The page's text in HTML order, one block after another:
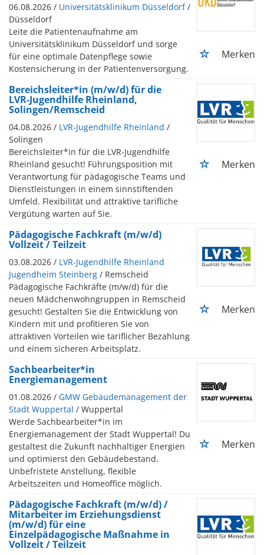
06.08.2026 / Universitätsklinikum Düsseldorf /
Düsseldorf
Leite die Patientenaufnahme am
Universitätsklinikum Düsseldorf und sorge
für eine optimale Datenpflege sowie
Kostensicherung in der Patientenversorgung.
Merken
Bereichsleiter*in (m/w/d) für die
LVR-Jugendhilfe Rheinland,
Solingen/Remscheid
04.08.2026 / LVR-Jugendhilfe Rheinland /
Solingen
Bereichsleiter*in für die LVR-Jugendhilfe
Rheinland gesucht! Führungsposition mit
Verantwortung für pädagogische Teams und
Dienstleistungen in einem sinnstiftenden
Umfeld. Flexibilität und attraktive tarifliche
Vergütung warten auf Sie.
Merken
Pädagogische Fachkraft (m/w/d)
Vollzeit / Teilzeit
03.08.2026 / LVR-Jugendhilfe Rheinland
Jugendheim Steinberg / Remscheid
Pädagogische Fachkräfte (m/w/d) für die
neuen Mädchenwohngruppen in Remscheid
gesucht! Gestalten Sie die Entwicklung von
Kindern mit und profitieren Sie von
attraktiven Vorteilen wie tariflicher Bezahlung
und einem sicheren Arbeitsplatz.
Merken
Sachbearbeiter*in
Energiemanagement
01.08.2026 / GMW Gebäudemanagement der
Stadt Wuppertal / Wuppertal
Werde Sachbearbeiter*in im
Energiemanagement der Stadt Wuppertal! Du
gestaltest die Zukunft nachhaltiger Energien
und optimierst den Gebäudebestand.
Unbefristete Anstellung, flexible
Arbeitszeiten und Homeoffice möglich.
Merken
Pädagogische Fachkraft (m/w/d) /
Mitarbeiter im Erziehungsdienst
(m/w/d) für eine
Einzelpädagogische Maßnahme in
Vollzeit / Teilzeit